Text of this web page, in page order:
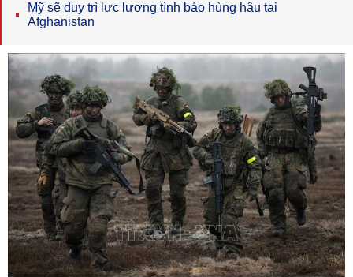
Mỹ sẽ duy trì lực lượng tình báo hùng hậu tại
Afghanistan